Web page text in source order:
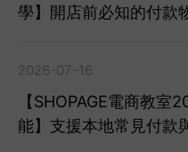
學】開店前必知的付款
2026-07-16
【SHOPAGE電商教室
能】支援本地常見付款